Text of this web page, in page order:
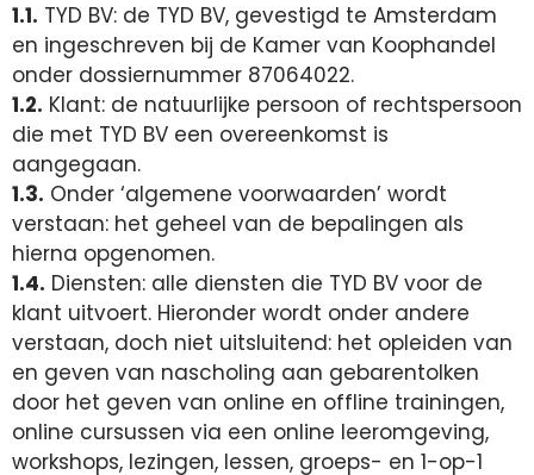
1.1. TYD BV: de TYD BV, gevestigd te Amsterdam
en ingeschreven bij de Kamer van Koophandel
onder dossiernummer 87064022.
1.2. Klant: de natuurlijke persoon of rechtspersoon
die met TYD BV een overeenkomst is
aangegaan.
1.3. Onder ‘algemene voorwaarden’ wordt
verstaan: het geheel van de bepalingen als
hierna opgenomen.
1.4. Diensten: alle diensten die TYD BV voor de
klant uitvoert. Hieronder wordt onder andere
verstaan, doch niet uitsluitend: het opleiden van
en geven van nascholing aan gebarentolken
door het geven van online en offline trainingen,
online cursussen via een online leeromgeving,
workshops, lezingen, lessen, groeps- en 1-op-1